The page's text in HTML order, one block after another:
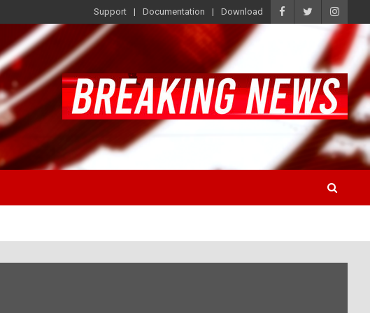
Support Documentation Download